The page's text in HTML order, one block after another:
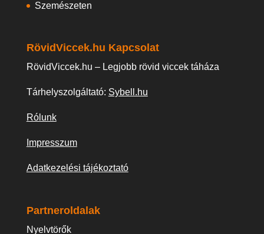
Szemészeten
RövidViccek.hu Kapcsolat
RövidViccek.hu – Legjobb rövid viccek táháza
Tárhelyszolgáltató: Sybell.hu
Rólunk
Impresszum
Adatkezelési tájékoztató
Partneroldalak
Nyelvtörők